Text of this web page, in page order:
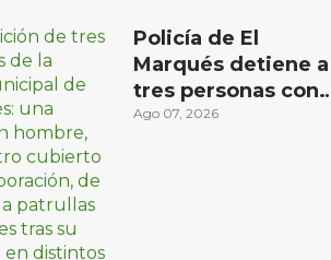
Policía de El
Marqués detiene a
tres personas con
distintos narcóticos
Ago 07, 2026